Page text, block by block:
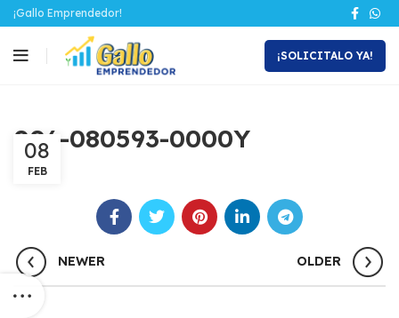
¡Gallo Emprendedor!
¡SOLICITALO YA!
006-080593-0000Y
08
FEB
NEWER OLDER